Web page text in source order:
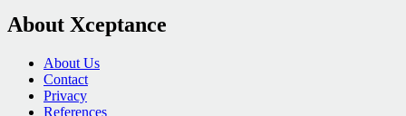
About Xceptance
About Us
Contact
Privacy
References